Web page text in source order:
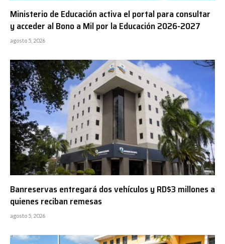
Ministerio de Educación activa el portal para consultar
y acceder al Bono a Mil por la Educación 2026-2027
agosto 5, 2026
Banreservas entregará dos vehículos y RD$3 millones a
quienes reciban remesas
agosto 5, 2026